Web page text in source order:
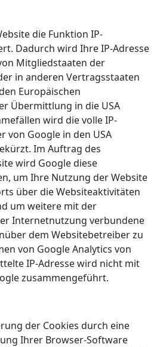
die Funktion IP-
Dadurch wird Ihre IP-Adresse
Mitgliedstaaten der
in anderen Vertragsstaaten
Europäischen
Übermittlung in die USA
wird die volle IP-
von Google in den USA
Im Auftrag des
wird Google diese
um Ihre Nutzung der Website
über die Websiteaktivitäten
um weitere mit der
Internetnutzung verbundene
dem Websitebetreiber zu
von Google Analytics von
IP-Adresse wird nicht mit
zusammengeführt.
der Cookies durch eine
Ihrer Browser-Software